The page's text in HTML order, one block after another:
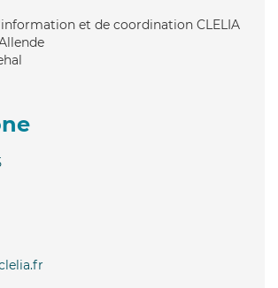
et de coordination CLELIA